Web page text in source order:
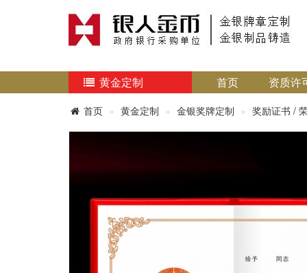
黄金定制 首页 资质许
首页 黄金定制 金银奖牌定制 奖励证书 /